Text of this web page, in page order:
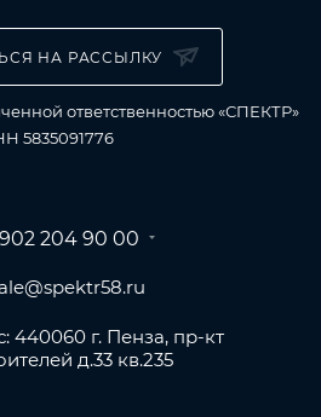
НА РАССЫЛКУ
ответственностью «СПЕКТР»
5835091776
204 90 00
440060 г. Пенза, пр-кт
д.33 кв.235